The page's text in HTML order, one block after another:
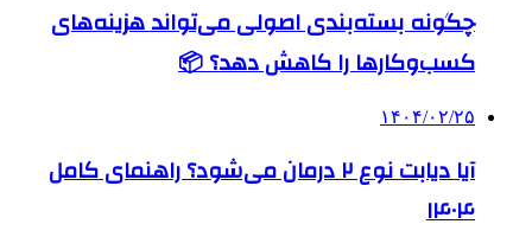
چگونه بسته‌بندی اصولی می‌تواند هزینه‌های
کسب‌وکارها را کاهش دهد؟ 📦
۱۴۰۴/۰۲/۲۵
آیا دیابت نوع ۲ درمان می‌شود؟ راهنمای کامل
۱۴۰۴